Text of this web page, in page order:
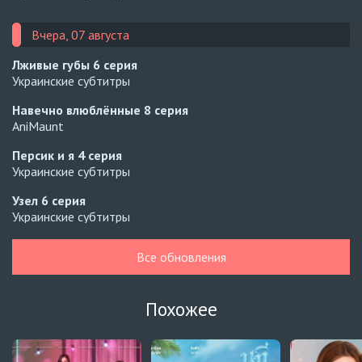
Вчера, 07 августа
Лживые губы 6 серия
Украинские субтитры
Навечно влюблённые 8 серия
AniMaunt
Персик и я 4 серия
Украинские субтитры
Узел 6 серия
Украинские субтитры
Автосабы русские / украинские
Кризис влюблённости в классе4 серия
Превью
Все обновления
Похожее